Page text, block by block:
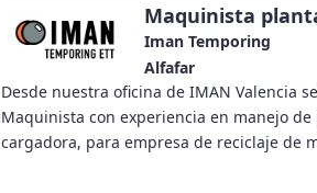
Maquinista
Iman Temporing
Alfafar
Desde nuestra oficina de IMAN Valencia
Maquinista con experiencia en manejo
cargadora, para empresa de reciclaje de